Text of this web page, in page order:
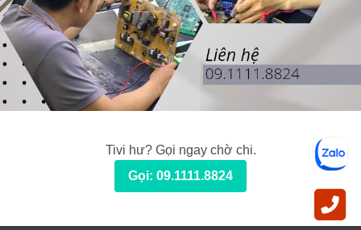
Tivi hư? Gọi ngay chờ chi.
Gọi: 09.1111.8824